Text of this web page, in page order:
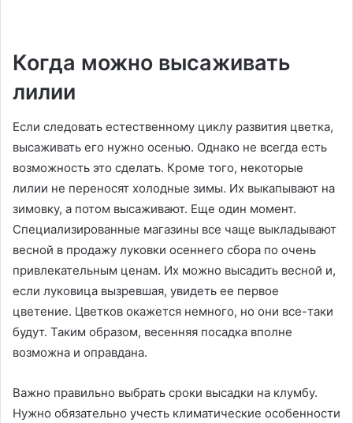
Когда можно высаживать
лилии
Если следовать естественному циклу развития цветка,
высаживать его нужно осенью. Однако не всегда есть
возможность это сделать. Кроме того, некоторые
лилии не переносят холодные зимы. Их выкапывают на
зимовку, а потом высаживают. Еще один момент.
Специализированные магазины все чаще выкладывают
весной в продажу луковки осеннего сбора по очень
привлекательным ценам. Их можно высадить весной и,
если луковица вызревшая, увидеть ее первое
цветение. Цветков окажется немного, но они все-таки
будут. Таким образом, весенняя посадка вполне
возможна и оправдана.
Важно правильно выбрать сроки высадки на клумбу.
Нужно обязательно учесть климатические особенности